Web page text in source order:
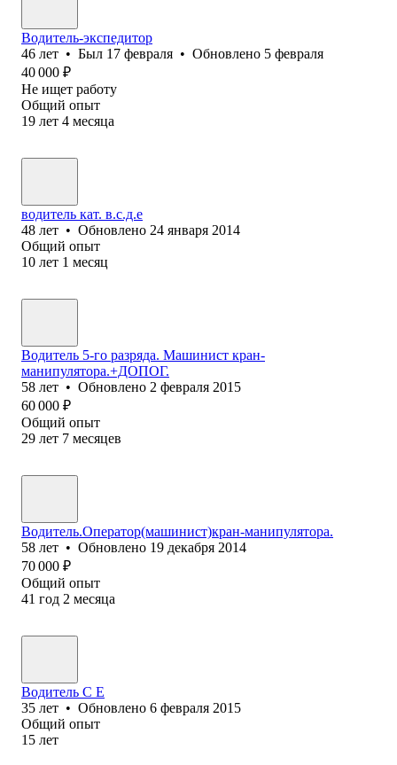
Водитель-экспедитор
46 лет • Был 17 февраля • Обновлено 5 февраля
40 000 ₽
Не ищет работу
Общий опыт
19 лет 4 месяца
водитель кат. в.с.д.е
48 лет • Обновлено 24 января 2014
Общий опыт
10 лет 1 месяц
Водитель 5-го разряда. Машинист кран-
манипулятора.+ДОПОГ.
58 лет • Обновлено 2 февраля 2015
60 000 ₽
Общий опыт
29 лет 7 месяцев
Водитель.Оператор(машинист)кран-манипулятора.
58 лет • Обновлено 19 декабря 2014
70 000 ₽
Общий опыт
41 год 2 месяца
Водитель С Е
35 лет • Обновлено 6 февраля 2015
Общий опыт
15 лет